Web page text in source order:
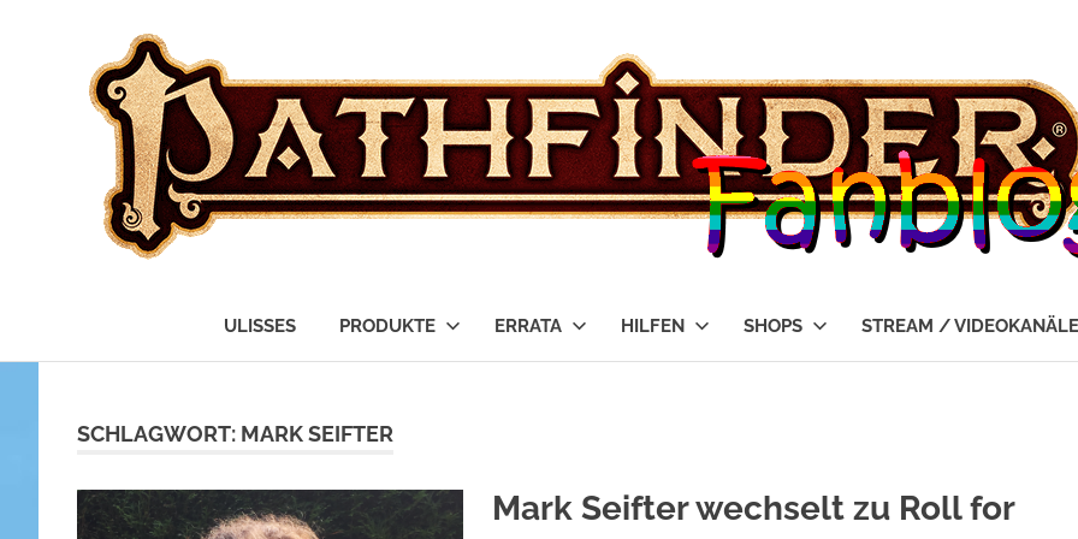
ULISSES
PRODUKTE ERRATA HILFEN SHOPS STREAM / VIDEOKANÄLE
SCHLAGWORT: MARK SEIFTER
Mark Seifter wechselt zu Roll for